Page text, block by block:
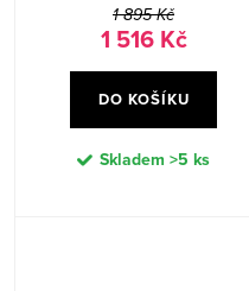
1 895 Kč
1 516 Kč
DO KOŠÍKU
Skladem >5 ks